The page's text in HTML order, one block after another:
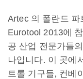
Artec 의 폴란드 파
Eurotool 2013에
공 산업 전문가들
나입니다. 이 곳에
트롤 기구들, 컨베